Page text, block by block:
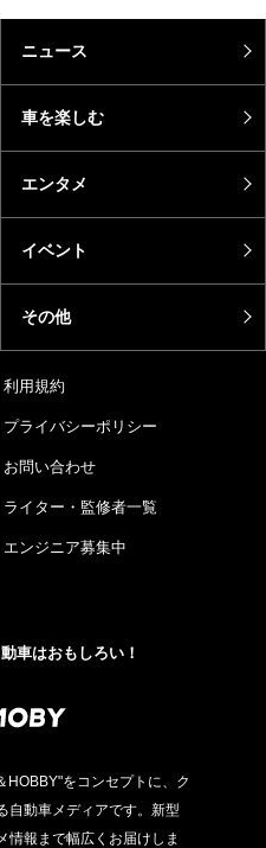
ニュース
車を楽しむ
エンタメ
イベント
その他
利用規約
プライバシーポリシー
お問い合わせ
ライター・監修者一覧
エンジニア募集中
車はおもしろい！
HOBBY"をコンセプトに、ク
自動車メディアです。新型
情報まで幅広くお届けしま